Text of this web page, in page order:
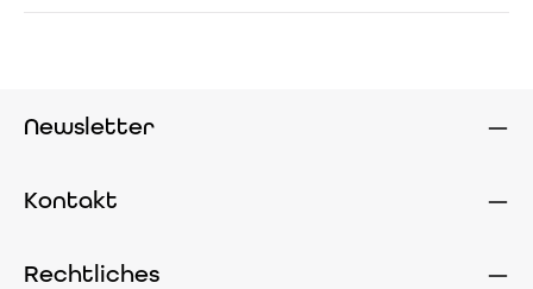
Newsletter
Kontakt
Rechtliches